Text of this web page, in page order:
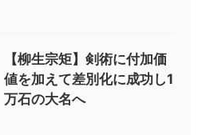
【柳生宗矩】剣術に付加価
値を加えて差別化に成功し1
万石の大名へ